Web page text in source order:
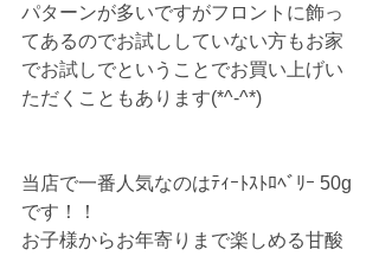
パターンが多いですがフロントに飾っ
てあるのでお試ししていない方もお家
でお試しでということでお買い上げい
ただくこともあります(*^-^*)
当店で一番人気なのはﾃｨｰﾄｽﾄﾛﾍﾞﾘｰ 50g
です！！
お子様からお年寄りまで楽しめる甘酸